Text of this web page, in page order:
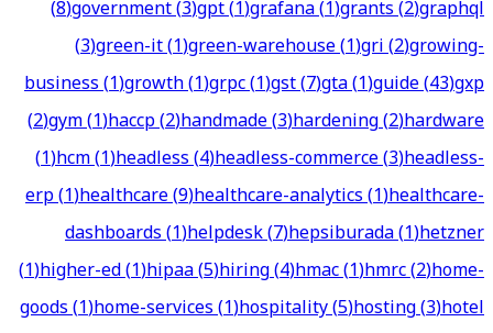
(8)government(3)gpt(1)grafana(1)grants(2)graphql
(3)green-it(1)green-warehouse(1)gri(2)growing-
business(1)growth(1)grpc(1)gst(7)gta(1)guide(43)gxp
(2)gym(1)haccp(2)handmade(3)hardening(2)hardware
(1)hcm(1)headless(4)headless-commerce(3)headless-
erp(1)healthcare(9)healthcare-analytics(1)healthcare-
dashboards(1)helpdesk(7)hepsiburada(1)hetzner
(1)higher-ed(1)hipaa(5)hiring(4)hmac(1)hmrc(2)home-
goods(1)home-services(1)hospitality(5)hosting(3)hotel